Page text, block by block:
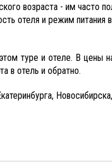
возраста - им часто
отеля и режим питания
туре и отеле. В цены
в отель и обратно.